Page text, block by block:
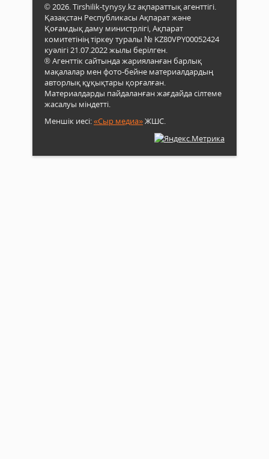
© 2026. Tirshilik-tynysy.kz ақпараттық агенттігі.
Қазақстан Республикасы Ақпарат және
Қоғамдық даму министрлігі, Ақпарат
комитетінің тіркеу туралы № KZ80VPY00052424
куәлігі 21.07.2022 жылы берілген.
® Агенттік сайтында жарияланған барлық
мақалалар мен фото-бейне материалдардың
авторлық құқықтары қорғалған.
Материалдарды пайдаланған жағдайда сілтеме
жасалуы міндетті.
Меншік иесі:«Сыр медиа»ЖШС.